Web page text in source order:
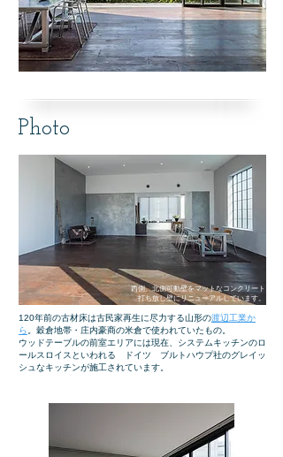
Photo
西側、北側可動壁を​マットなコンクリート
打ち放し壁にリニューアルしています。
120年前の古材床は古民家再生に尽力する山形の渡辺工業か
ら 。穀倉地帯・庄内豪商の米倉で使われていたもの。​
ウッドテーブルの前室エリアには現在、システムキッチンのロ
ールスロイスといわれる ドイツ ブルトハウプ社のグレイッ
シュなキッチンが施工されています。